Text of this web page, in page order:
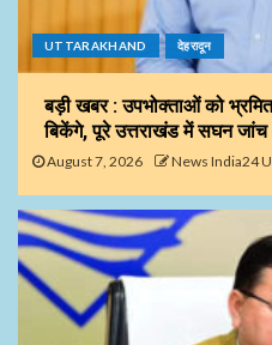
UTTARAKHAND देहरादून
बड़ी खबर : उपभोक्ताओं को
बिकेंगे, पूरे उत्तराखंड में सघन जांच
August 7, 2026 News India24